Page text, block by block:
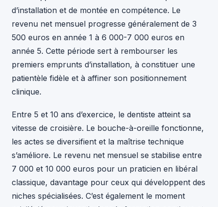
d’installation et de montée en compétence. Le
revenu net mensuel progresse généralement de 3
500 euros en année 1 à 6 000-7 000 euros en
année 5. Cette période sert à rembourser les
premiers emprunts d’installation, à constituer une
patientèle fidèle et à affiner son positionnement
clinique.
Entre 5 et 10 ans d’exercice, le dentiste atteint sa
vitesse de croisière. Le bouche-à-oreille fonctionne,
les actes se diversifient et la maîtrise technique
s’améliore. Le revenu net mensuel se stabilise entre
7 000 et 10 000 euros pour un praticien en libéral
classique, davantage pour ceux qui développent des
niches spécialisées. C’est également le moment